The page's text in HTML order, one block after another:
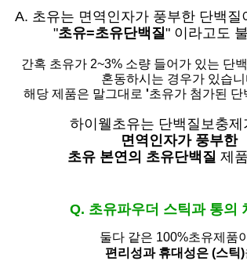
A. 초유는 면역인자가 풍부한 단백질
"초유=초유단백질" 이라고도
간혹 초유가 2~3% 소량 들어가 있는 단
혼동하시는 경우가 있습니
해당 제품은 말그대로 '초유가 첨가된 단
하이웰초유는 단백질보충제
면역인자가 풍부한
초유 본연의 초유단백질 제
Q. 초유파우더 스틱과 통의
둘다 같은 100%초유제품
편리성과 휴대성은 (스틱)